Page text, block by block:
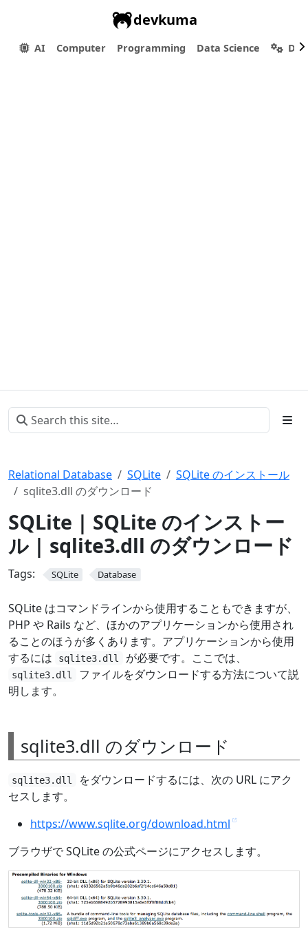
devkuma
AI Computer Programming Data Science
Relational Database SQLite
SQLite のインストール
sqlite3.dll のダウンロード
SQLite | SQLite のインストー
ル | sqlite3.dll のダウンロード
Tags: SQLite Database
SQLite はコマンドラインから使用することもできますが、
PHP や Rails など、ほかのアプリケーションから使用され
ることのほうが多くあります。アプリケーションから使用
するには
sqlite3.dll が必要です。ここでは、
sqlite3.dll
ファイルをダウンロードする方法について説
明します。
sqlite3.dll のダウンロード
sqlite3.dll
をダウンロードするには、次の URL にアク
セスします。
https://www.sqlite.org/download.html
ブラウザで SQLite の公式ページにアクセスします。